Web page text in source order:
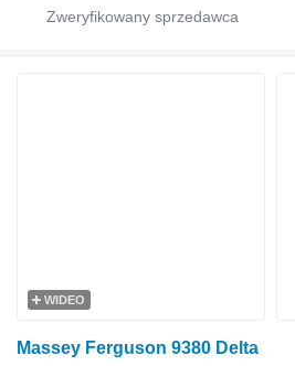
WIDEO
Massey Ferguson 9380 Delta